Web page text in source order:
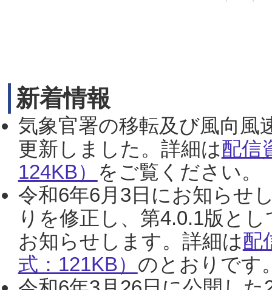
新着情報
気象官署の移転及び風向風
更新しました。詳細は配信
124KB） をご覧ください。
令和6年6月3日にお知らせ
りを修正し、第4.0.1版と
お知らせします。詳細は配
式：121KB） のとおりです